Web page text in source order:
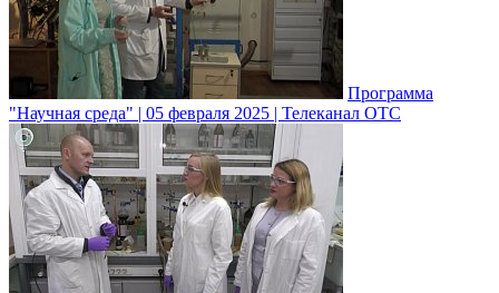
Программа
"Научная среда" | 05 февраля 2025 | Телеканал ОТС